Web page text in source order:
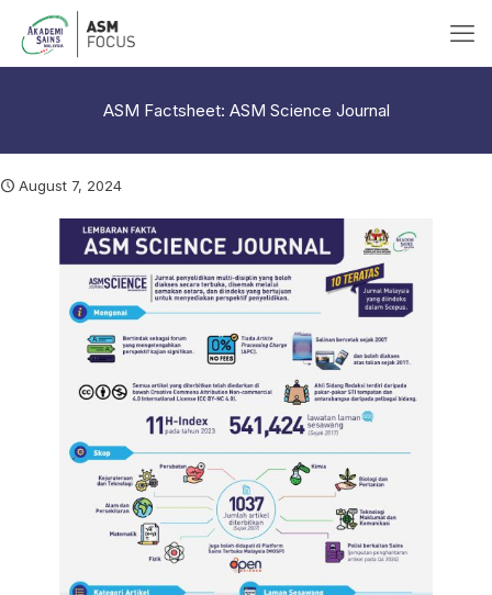
ASM Factsheet: ASM Science Journal
August 7, 2024